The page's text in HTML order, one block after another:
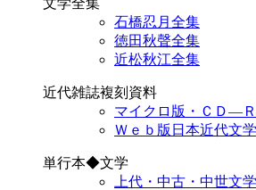
文学全集
石橋忍月全集
徳田秋聲全集
近松秋江全集
近代雑誌複刻資料
マイクロ版・ＣＤ―
Ｗｅｂ版日本近代文
単行本◆文学
上代・中古・中世文学